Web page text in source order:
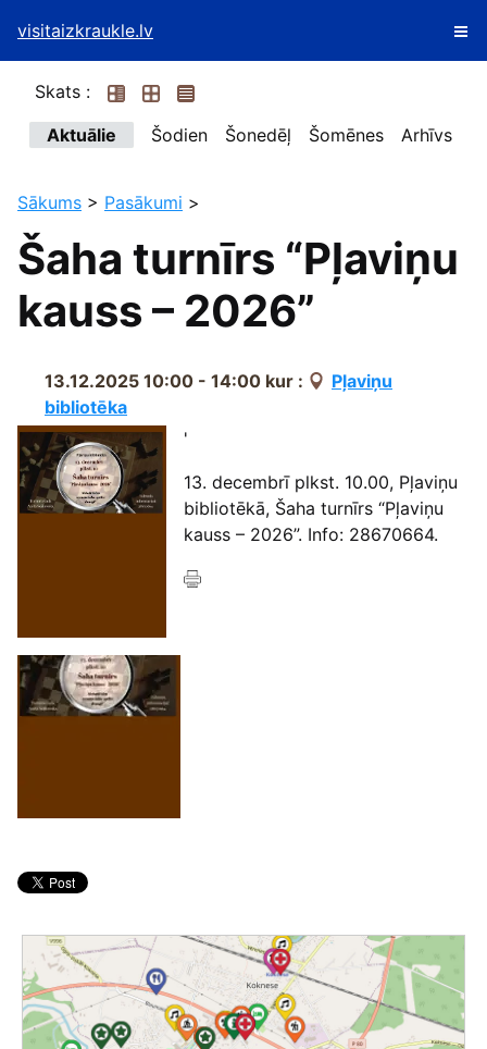
visitaizkraukle.lv
Skats :
Aktuālie
Šodien Šonedēļ Šomēnes Arhīvs
Sākums > Pasākumi >
Šaha turnīrs “Pļaviņu
kauss – 2026”
13.12.2025 10:00 - 14:00 kur :
Pļaviņu
bibliotēka
'
13. decembrī plkst. 10.00, Pļaviņu
bibliotēkā, Šaha turnīrs “Pļaviņu
kauss – 2026”. Info: 28670664.